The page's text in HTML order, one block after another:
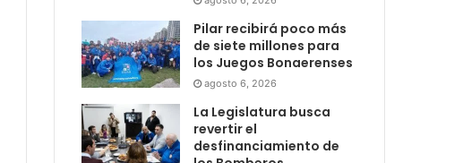
Pilar recibirá poco más
de siete millones para
los Juegos Bonaerenses
agosto 6, 2026
La Legislatura busca
revertir el
desfinanciamiento de